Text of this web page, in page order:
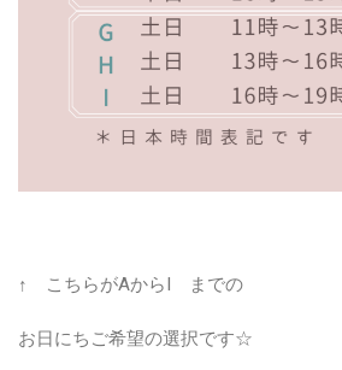
↑ こちらがAからI までの
お日にちご希望の選択です☆